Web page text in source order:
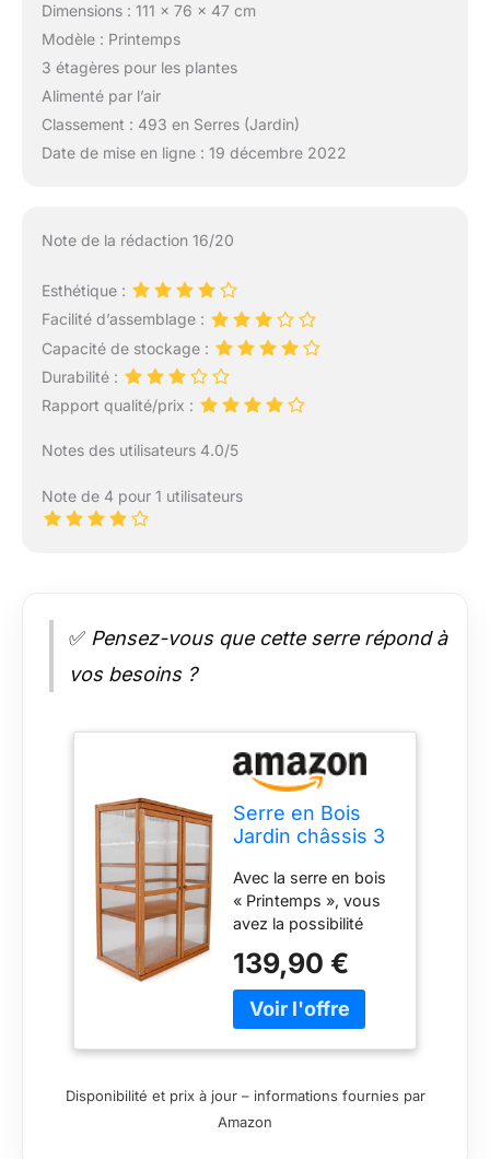
Dimensions : 111 x 76 x 47 cm
Modèle : Printemps
3 étagères pour les plantes
Alimenté par l’air
Classement : 493 en Serres (Jardin)
Date de mise en ligne : 19 décembre 2022
Note de la rédaction 16/20
Esthétique :
Facilité d’assemblage :
Capacité de stockage :
Durabilité :
Rapport qualité/prix :
Notes des utilisateurs 4.0/5
Note de 4 pour 1 utilisateurs
✅ Pensez-vous que cette serre répond à
vos besoins ?
Serre en Bois
Jardin châssis 3
: Printemps
76x47x110,5cm
Avec la serre en bois
« Printemps », vous
avez la possibilité
plantes directement
sur trois niveaux.
Trois étagères en
hauteur) offrent un
espace suffisant pour
139,90 €
Disponibilité et prix à jour – informations fournies par
Amazon